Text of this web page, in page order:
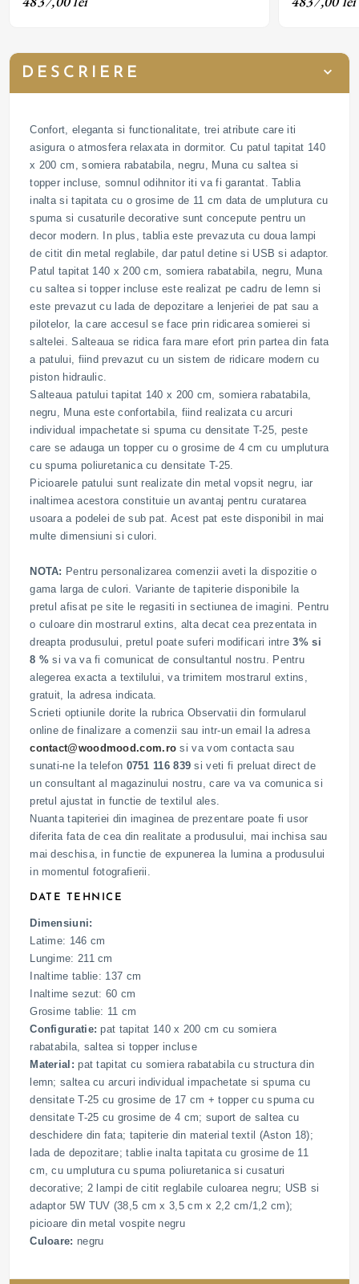
DESCRIERE
Confort, eleganta si functionalitate, trei atribute care iti
asigura o atmosfera relaxata in dormitor. Cu patul tapitat 140
x 200 cm, somiera rabatabila, negru, Muna cu saltea si
topper incluse, somnul odihnitor iti va fi garantat. Tablia
inalta si tapitata cu o grosime de 11 cm data de umplutura cu
spuma si cusaturile decorative sunt concepute pentru un
decor modern. In plus, tablia este prevazuta cu doua lampi
de citit din metal reglabile, dar patul detine si USB si adaptor.
Patul tapitat 140 x 200 cm, somiera rabatabila, negru, Muna
cu saltea si topper incluse este realizat pe cadru de lemn si
este prevazut cu lada de depozitare a lenjeriei de pat sau a
pilotelor, la care accesul se face prin ridicarea somierei si
saltelei. Salteaua se ridica fara mare efort prin partea din fata
a patului, fiind prevazut cu un sistem de ridicare modern cu
piston hidraulic.
Salteaua patului tapitat 140 x 200 cm, somiera rabatabila,
negru, Muna este confortabila, fiind realizata cu arcuri
individual impachetate si spuma cu densitate T-25, peste
care se adauga un topper cu o grosime de 4 cm cu umplutura
cu spuma poliuretanica cu densitate T-25.
Picioarele patului sunt realizate din metal vopsit negru, iar
inaltimea acestora constituie un avantaj pentru curatarea
usoara a podelei de sub pat. Acest pat este disponibil in mai
multe dimensiuni si culori.
NOTA: Pentru personalizarea comenzii aveti la dispozitie o
gama larga de culori. Variante de tapiterie disponibile la
pretul afisat pe site le regasiti in sectiunea de imagini. Pentru
o culoare din mostrarul extins, alta decat cea prezentata in
dreapta produsului, pretul poate suferi modificari intre3% si
8 % si va va fi comunicat de consultantul nostru. Pentru
alegerea exacta a textilului, va trimitem mostrarul extins,
gratuit, la adresa indicata.
Scrieti optiunile dorite la rubrica Observatii din formularul
online de finalizare a comenzii sau intr-un email la adresa
contact@woodmood.com.ro si va vom contacta sau
sunati-ne la telefon 0751 116 839 si veti fi preluat direct de
un consultant al magazinului nostru, care va va comunica si
pretul ajustat in functie de textilul ales.
Nuanta tapiteriei din imaginea de prezentare poate fi usor
diferita fata de cea din realitate a produsului, mai inchisa sau
mai deschisa, in functie de expunerea la lumina a produsului
in momentul fotografierii.
DATE TEHNICE
Dimensiuni:
Latime: 146 cm
Lungime: 211 cm
Inaltime tablie: 137 cm
Inaltime sezut: 60 cm
Grosime tablie: 11 cm
Configuratie:pat tapitat 140 x 200 cm cu somiera
rabatabila, saltea si topper incluse
Material:pat tapitat cu somiera rabatabila cu structura din
lemn; saltea cu arcuri individual impachetate si spuma cu
densitate T-25 cu grosime de 17 cm + topper cu spuma cu
densitate T-25 cu grosime de 4 cm; suport de saltea cu
deschidere din fata; tapiterie din material textil (Aston 18);
lada de depozitare; tablie inalta tapitata cu grosime de 11
cm, cu umplutura cu spuma poliuretanica si cusaturi
decorative; 2 lampi de citit reglabile culoarea negru; USB si
adaptor 5W TUV (38,5 cm x 3,5 cm x 2,2 cm/1,2 cm);
picioare din metal vospite negru
Culoare: negru